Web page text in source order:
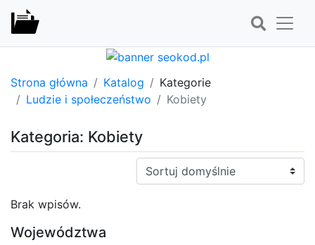
Strona główna Katalog
Kategorie
Ludzie i społeczeństwo
Kobiety
Kategoria: Kobiety
Sortuj:
Brak wpisów.
Województwa